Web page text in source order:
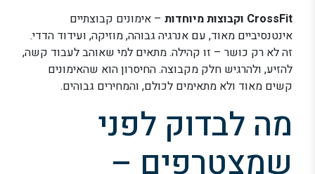
CrossFit וקבוצות מיוחדות
– אימונים קבוצתיים
אינטנסיביים מאוד, עם אנרגיה גבוהה, מוזיקה, ועידוד הדדי.
זה לא רק כושר – זו קהילה. מתאים למי שאוהב לעבוד קשה,
להזיע, ולהרגיש חלק מקבוצה. החיסרון הוא שהאימונים
קשים מאוד ולא מתאימים לכולם, והמחירים גבוהים.
מה לבדוק לפני
שמצטרפים –